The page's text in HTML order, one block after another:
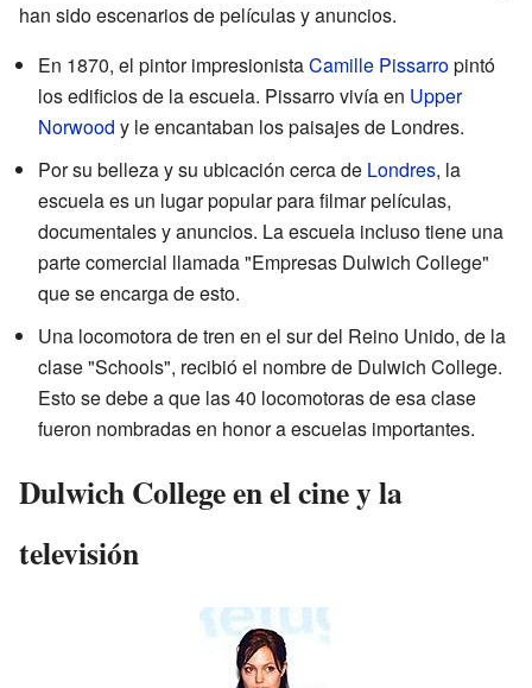
han sido escenarios de películas y anuncios.
En 1870, el pintor impresionistaCamille Pissarropintó
los edificios de la escuela. Pissarro vivía en Upper
Norwood y le encantaban los paisajes de Londres.
Por su belleza y su ubicación cerca de Londres, la
escuela es un lugar popular para filmar películas,
documentales y anuncios. La escuela incluso tiene una
parte comercial llamada "Empresas Dulwich College"
que se encarga de esto.
Una locomotora de tren en el sur del Reino Unido, de la
clase "Schools", recibió el nombre de Dulwich College.
Esto se debe a que las 40 locomotoras de esa clase
fueron nombradas en honor a escuelas importantes.
Dulwich College en el cine y la
televisión